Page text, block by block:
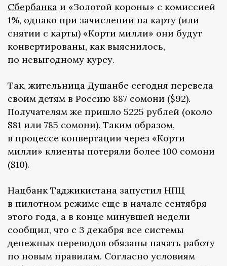
Сбербанка и «Золотой короны» с комиссией
1%, однако при зачислении на карту (или
снятии с карты) «Корти милли» они будут
конвертированы, как выяснилось,
по невыгодному курсу.
Так, жительница Душанбе сегодня перевела
своим детям в Россию 887 сомони ($92).
Получателям же пришло 5225 рублей (около
$81 или 785 сомони). Таким образом,
в процессе конвертации через «Корти
милли» клиенты потеряли более 100 сомони
($10).
Нацбанк Таджикистана запустил НПЦ
в пилотном режиме еще в начале сентября
этого года, а в конце минувшей недели
сообщил, что с 3 декабря все системы
денежных переводов обязаны начать работу
по новым правилам. Согласно условиям